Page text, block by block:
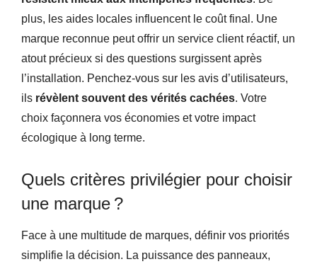
plus, les aides locales influencent le coût final. Une
marque reconnue peut offrir un service client réactif, un
atout précieux si des questions surgissent après
l’installation. Penchez-vous sur les avis d’utilisateurs,
ils révèlent souvent des vérités cachées. Votre
choix façonnera vos économies et votre impact
écologique à long terme.
Quels critères privilégier pour choisir
une marque ?
Face à une multitude de marques, définir vos priorités
simplifie la décision. La puissance des panneaux,